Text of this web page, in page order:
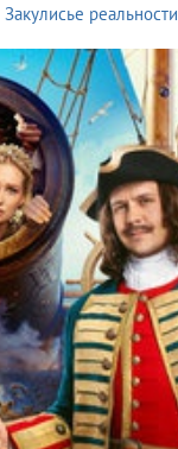
Закулисье реальности